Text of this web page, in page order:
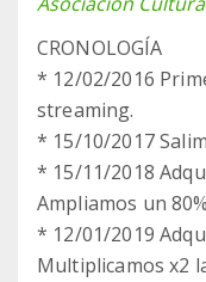
CRONOLOGÍA
* 12/02/2016
streaming.
* 15/10/2017
* 15/11/2018
Ampliamos un
* 12/01/2019
Multiplicamos x2